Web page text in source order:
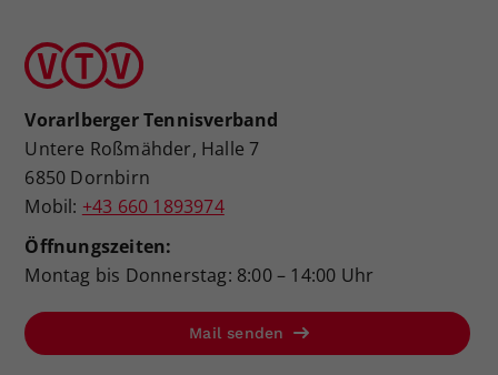
Vorarlberger Tennisverband
Untere Roßmähder, Halle 7
6850 Dornbirn
Mobil: +43 660 1893974
Öffnungszeiten:
Montag bis Donnerstag: 8:00 – 14:00 Uhr
Mail senden